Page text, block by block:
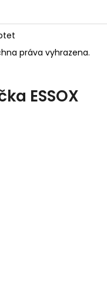
práva vyhrazena.
ESSOX